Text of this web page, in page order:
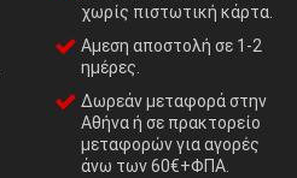
χωρίς πιστωτική κάρτα.
Αμεση αποστολή σε 1-2
ημέρες.
Δωρεάν μεταφορά στην
Αθήνα ή σε πρακτορείο
μεταφορών για αγορές
άνω των 60€+ΦΠΑ.